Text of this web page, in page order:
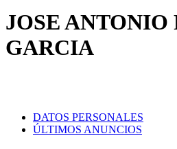
GARCIA
ÚLTIMOS ANUNCIOS